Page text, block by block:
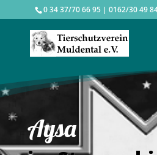
0 34 37/70 66 95 | 0162/30 49
Aysa